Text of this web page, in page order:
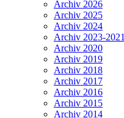
Archiv 2026
Archiv 2025
Archiv 2024
Archiv 2023-2021
Archiv 2020
Archiv 2019
Archiv 2018
Archiv 2017
Archiv 2016
Archiv 2015
Archiv 2014